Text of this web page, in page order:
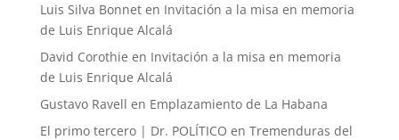
Luis Silva Bonneten Invitación a la misa en memoria
de Luis Enrique Alcalá
David Corothie en Invitación a la misa en memoria
de Luis Enrique Alcalá
Gustavo Ravell en Emplazamiento de La Habana
El primo tercero | Dr. POLÍTICO en Tremenduras del